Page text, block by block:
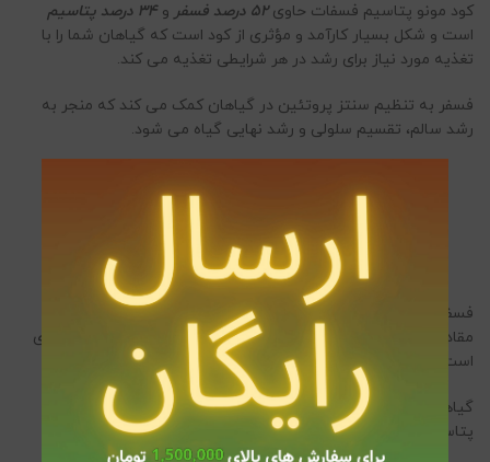
کود مونو پتاسیم فسفات حاوی52 درصد فسفر و34 درصد پتاسیم
است و شکل بسیار کارآمد و مؤثری از کود است که گیاهان شما را با
تغذیه مورد نیاز برای رشد در هر شرایطی تغذیه می کند.
فسفر به تنظیم سنتز پروتئین در گیاهان کمک می کند که منجر به
رشد سالم، تقسیم سلولی و رشد نهایی گیاه می شود.
برای خرید این کود در بسته بندی 1 کیلویی
فسفر به شکل گیری بافت گیاهی جدید کمک می کند و هنگامی که
مقادیر اضافی به خاک اضافه می شود، رشد ریشه به صورت تصاعدی
است و گیاه را در برابر شرایط آب و هوایی مقاوم می کند.
گیاهان به دلایل زیادی به پتاسیم وسولفات پتاسیم
نیاز دارند.
پتاسیم فعالیت آنزیم را در گیاهان ممکن می سازد.